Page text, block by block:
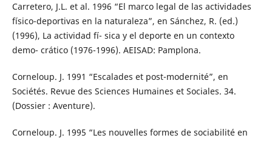
Carretero, J.L. et al. 1996 “El marco legal de las actividades
físico-deportivas en la naturaleza”, en Sánchez, R. (ed.)
(1996), La actividad fí- sica y el deporte en un contexto
demo- crático (1976-1996). AEISAD: Pamplona.
Corneloup. J. 1991 “Escalades et post-modernité”, en
Sociétés. Revue des Sciences Humaines et Sociales. 34.
(Dossier : Aventure).
Corneloup. J. 1995 “Les nouvelles formes de sociabilité en